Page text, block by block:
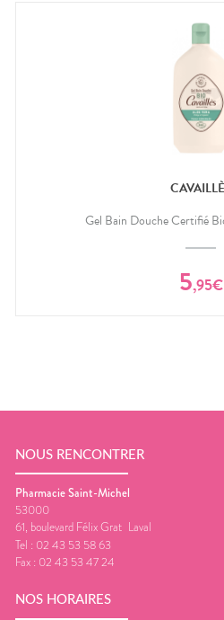
Gel Bain Douche Certifié
5,95€
NOUS RENCONTRER
Pharmacie Saint-Michel
53000
61, boulevard Félix Grat Laval
Tel : 02 43 53 58 63
Fax : 02 43 53 47 24
NOS HORAIRES